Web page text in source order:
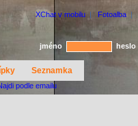
XChat v mobilu | Fotoalba |
jméno heslo
Seznamka
podle emailu